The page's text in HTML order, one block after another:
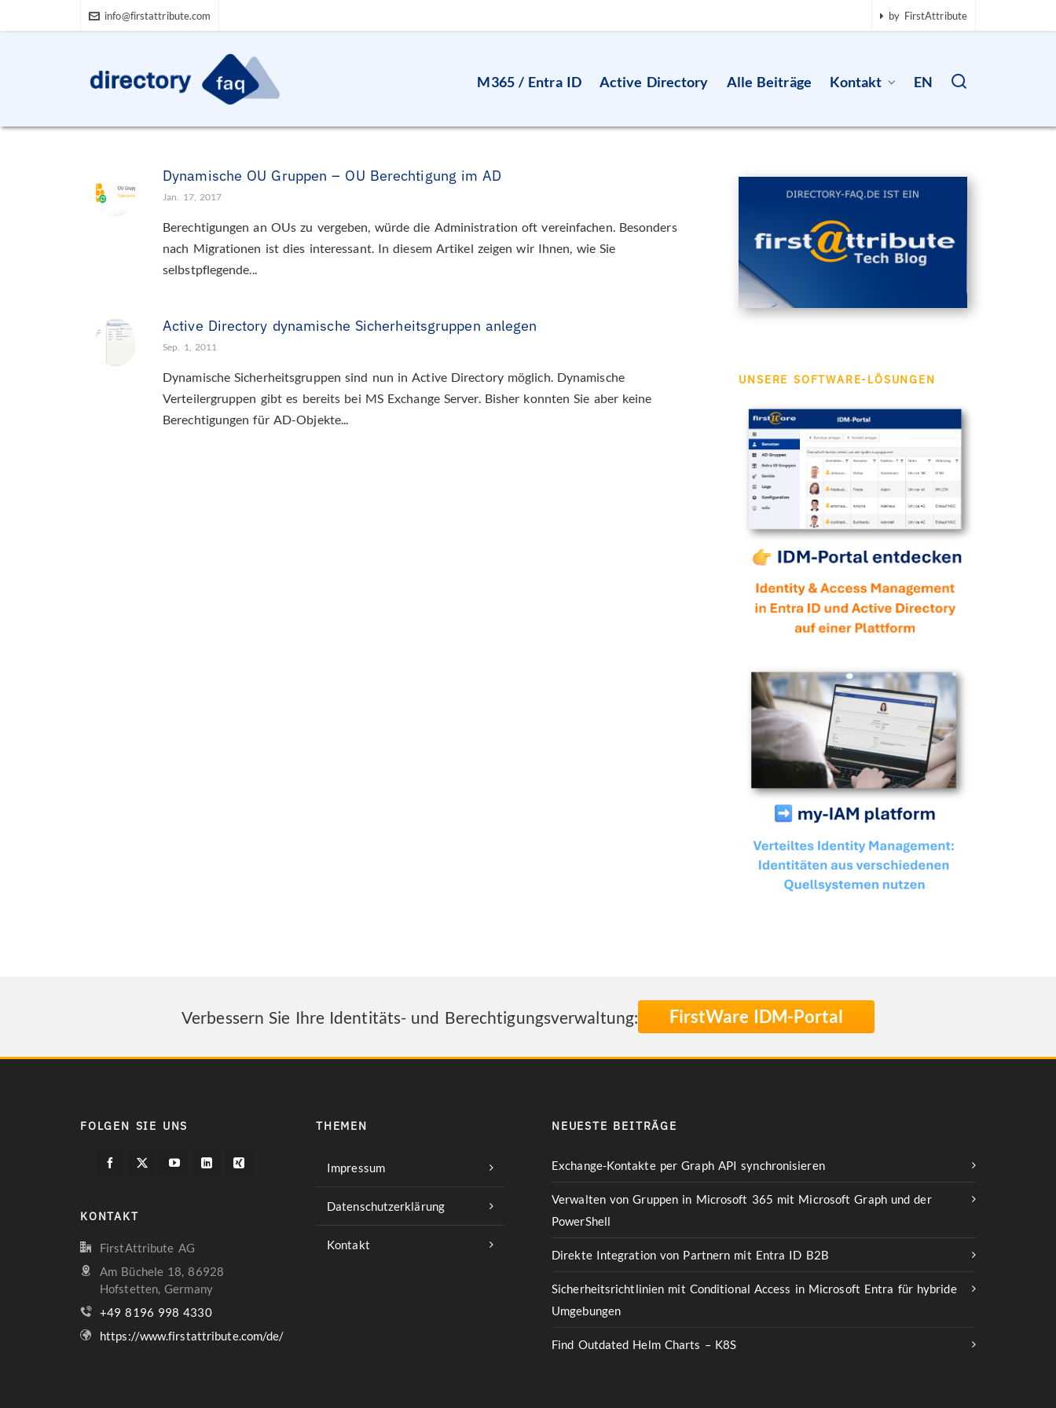
info@firstattribute.com by FirstAttribute
M365 / Entra ID Active Directory Alle Beiträge Kontakt EN
Dynamische OU Gruppen – OU Berechtigung im AD
Jan. 17, 2017
Berechtigungen an OUs zu vergeben, würde die Administration oft vereinfachen. Besonders
nach Migrationen ist dies interessant. In diesem Artikel zeigen wir Ihnen, wie Sie
selbstpflegende...
Active Directory dynamische Sicherheitsgruppen anlegen
Sep. 1, 2011
Dynamische Sicherheitsgruppen sind nun in Active Directory möglich. Dynamische
Verteilergruppen gibt es bereits bei MS Exchange Server. Bisher konnten Sie aber keine
Berechtigungen für AD-Objekte...
UNSERE SOFTWARE-LÖSUNGEN
Verbessern Sie Ihre Identitäts- und Berechtigungsverwaltung: FirstWare IDM-Portal
FOLGEN SIE UNS
KONTAKT
FirstAttribute AG
Am Büchele 18, 86928
Hofstetten, Germany
+49 8196 998 4330
https://www.firstattribute.com/de/
THEMEN
Impressum
Datenschutzerklärung
Kontakt
NEUESTE BEITRÄGE
Exchange-Kontakte per Graph API synchronisieren
Verwalten von Gruppen in Microsoft 365 mit Microsoft Graph und der
PowerShell
Direkte Integration von Partnern mit Entra ID B2B
Sicherheitsrichtlinien mit Conditional Access in Microsoft Entra für hybride
Umgebungen
Find Outdated Helm Charts – K8S